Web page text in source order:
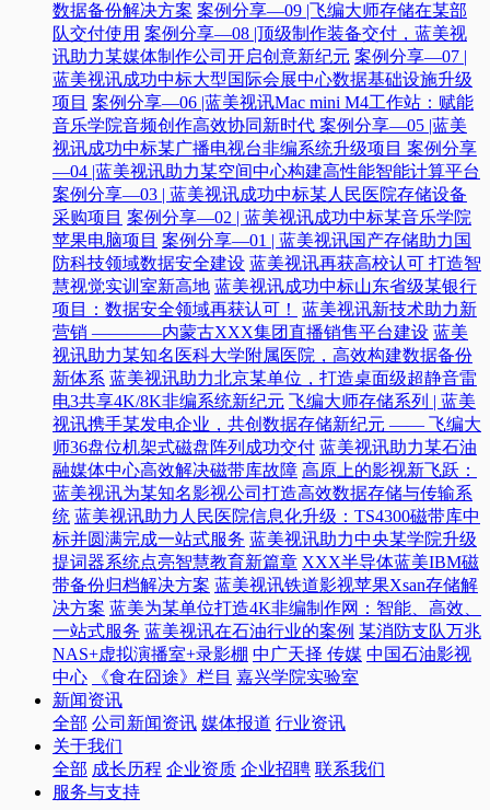
数据备份解决方案 案例分享—09 |飞编大师存储在某部
队交付使用 案例分享—08 |顶级制作装备交付，蓝美视
讯助力某媒体制作公司开启创意新纪元 案例分享—07 |
蓝美视讯成功中标大型国际会展中心数据基础设施升级
项目 案例分享—06 |蓝美视讯Mac mini M4工作站：赋能
音乐学院音频创作高效协同新时代​ 案例分享—05 |蓝美
视讯成功中标某广播电视台非编系统升级项目​ 案例分享
—04 |蓝美视讯助力某空间中心构建高性能智能计算平台​
案例分享—03 | 蓝美视讯成功中标某人民医院存储设备
采购项目 案例分享—02 | 蓝美视讯成功中标某音乐学院
苹果电脑项目 案例分享—01 | 蓝美视讯国产存储助力国
防科技领域数据安全建设 蓝美视讯再获高校认可 打造智
慧视觉实训室新高地 蓝美视讯成功中标山东省级某银行
项目：数据安全领域再获认可！
蓝美视讯新技术助力新
营销 ————内蒙古XXX集团直播销售平台建设 蓝美
视讯助力某知名医科大学附属医院，高效构建数据备份
新体系 蓝美视讯助力北京某单位，打造桌面级超静音雷
电3共享4K/8K非编系统新纪元 飞编大师存储系列 | 蓝美
视讯携手某发电企业，共创数据存储新纪元 —— 飞编大
师36盘位机架式磁盘阵列成功交付 蓝美视讯助力某石油
融媒体中心高效解决磁带库故障 高原上的影视新飞跃：
蓝美视讯为某知名影视公司打造高效数据存储与传输系
统 蓝美视讯助力人民医院信息化升级：TS4300磁带库中
标并圆满完成一站式服务 蓝美视讯助力中央某学院升级
提词器系统点亮智慧教育新篇章 XXX半导体蓝美IBM磁
带备份归档解决方案 蓝美视讯铁道影视苹果Xsan存储解
决方案 蓝美为某单位打造4K非编制作网：智能、高效、
一站式服务 蓝美视讯在石油行业的案例 某消防支队万兆
NAS+虚拟演播室+录影棚 中广天择 传媒 中国石油影视
中心
《食在囧途》栏目 嘉兴学院实验室
新闻资讯
全部 公司新闻资讯 媒体报道 行业资讯
关于我们
全部 成长历程 企业资质 企业招聘 联系我们
服务与支持